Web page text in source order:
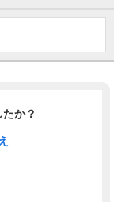
か？